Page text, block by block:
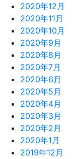
2020年12月
2020年11月
2020年10月
2020年9月
2020年8月
2020年7月
2020年6月
2020年5月
2020年4月
2020年3月
2020年2月
2020年1月
2019年12月